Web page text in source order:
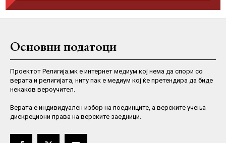
Основни податоци
Проектот Религија.мк е интернет медиум кој нема да спори со
верата и религијата, ниту пак е медиум кој ќе претендира да биде
некаков вероучител.
Верaта е индивидуален избор на поединците, а верските учења
дискрециони права на верските заедници.